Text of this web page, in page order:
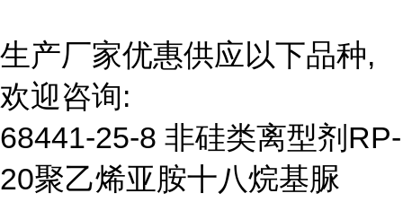
生产厂家优惠供应以下品种,
欢迎咨询:
68441-25-8 非硅类离型剂RP-
20聚乙烯亚胺十八烷基脲